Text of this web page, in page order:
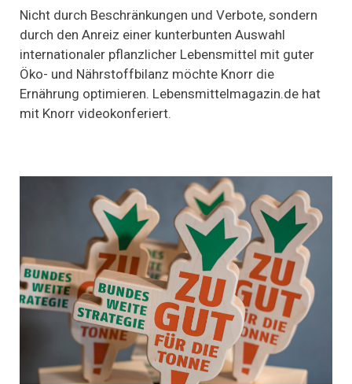
Kunst
des
(Fleisch-)Weglassens:
Future
Foods
Nicht durch Beschränkungen und Verbote, sondern
durch den Anreiz einer kunterbunten Auswahl
internationaler pflanzlicher Lebensmittel mit guter
Öko- und Nährstoffbilanz möchte Knorr die
Ernährung optimieren. Lebensmittelmagazin.de hat
mit Knorr videokonferiert.